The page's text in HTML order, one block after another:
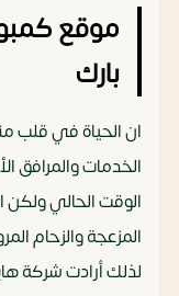
موقع
بارك
ان الحياة في قلب
الخدمات والمرافق
الوقت الحالي
المزعجة والزحام
لذلك أرادت شركة